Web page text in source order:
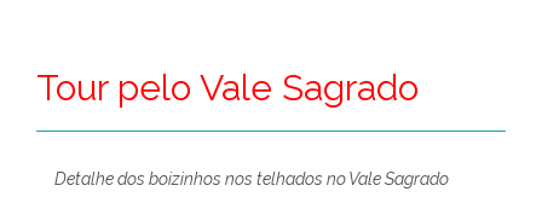
Tour pelo Vale Sagrado
Detalhe dos boizinhos nos telhados no Vale Sagrado